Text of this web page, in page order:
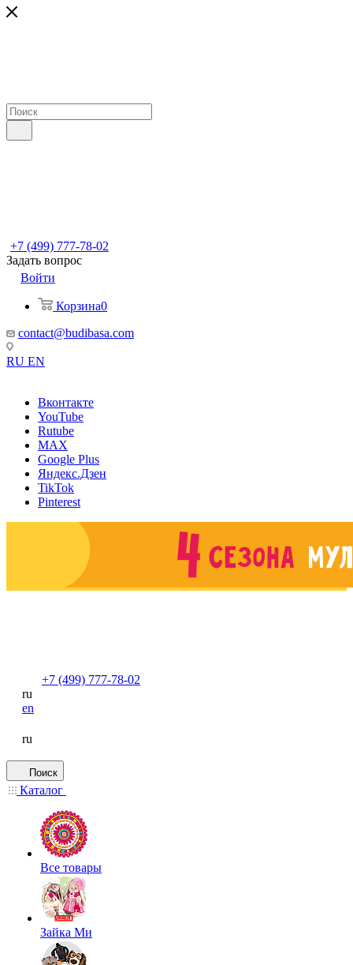
+7 (499) 777-78-02
Задать вопрос
Войти
Корзина0
contact@budibasa.com
RU EN
Вконтакте
YouTube
Rutube
MAX
Google Plus
Яндекс.Дзен
TikTok
Pinterest
+7 (499) 777-78-02
ru
en
ru
Поиск
Каталог
Все товары
Зайка Ми